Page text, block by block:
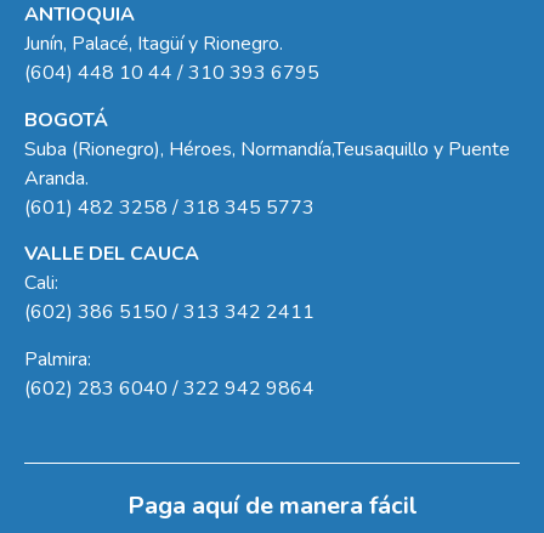
ANTIOQUIA
Junín, Palacé, Itagüí y Rionegro.
(604) 448 10 44 / 310 393 6795
BOGOTÁ
Suba (Rionegro), Héroes, Normandía,Teusaquillo y Puente
Aranda.
(601) 482 3258 / 318 345 5773
VALLE DEL CAUCA
Cali:
(602) 386 5150 / 313 342 2411
Palmira:
(602) 283 6040 / 322 942 9864
Paga aquí de manera fácil